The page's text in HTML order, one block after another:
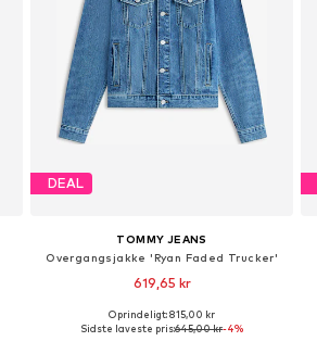
DEAL
TOMMY JEANS
Overgangsjakke 'Ryan Faded Trucker'
619,65 kr
Oprindeligt: 815,00 kr
Sidste laveste pris:645,00 kr-4%